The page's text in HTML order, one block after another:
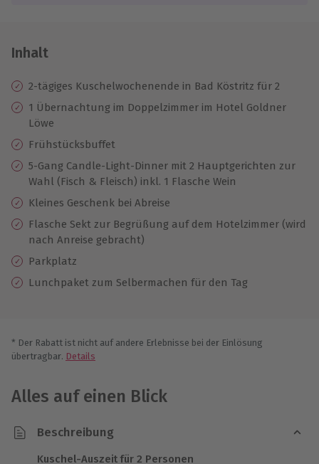
Inhalt
2-tägiges Kuschelwochenende in Bad Köstritz für 2
1 Übernachtung im Doppelzimmer im Hotel Goldner
Löwe
Frühstücksbuffet
5-Gang Candle-Light-Dinner mit 2 Hauptgerichten zur
Wahl (Fisch & Fleisch) inkl. 1 Flasche Wein
Kleines Geschenk bei Abreise
Flasche Sekt zur Begrüßung auf dem Hotelzimmer (wird
nach Anreise gebracht)
Parkplatz
Lunchpaket zum Selbermachen für den Tag
* Der Rabatt ist nicht auf andere Erlebnisse bei der Einlösung
übertragbar. Details
Alles auf einen Blick
Beschreibung
Kuschel-Auszeit für 2 Personen